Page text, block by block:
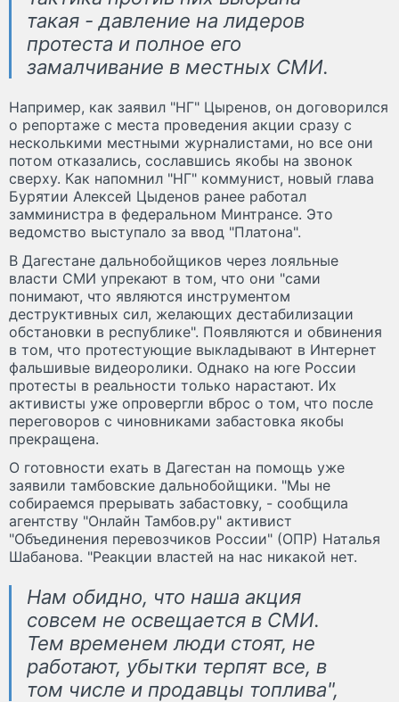
такая - давление на лидеров
протеста и полное его
замалчивание в местных СМИ.
Например, как заявил "НГ" Цыренов, он договорился
о репортаже с места проведения акции сразу с
несколькими местными журналистами, но все они
потом отказались, сославшись якобы на звонок
сверху. Как напомнил "НГ" коммунист, новый глава
Бурятии Алексей Цыденов ранее работал
замминистра в федеральном Минтрансе. Это
ведомство выступало за ввод "Платона".
В Дагестане дальнобойщиков через лояльные
власти СМИ упрекают в том, что они "сами
понимают, что являются инструментом
деструктивных сил, желающих дестабилизации
обстановки в республике". Появляются и обвинения
в том, что протестующие выкладывают в Интернет
фальшивые видеоролики. Однако на юге России
протесты в реальности только нарастают. Их
активисты уже опровергли вброс о том, что после
переговоров с чиновниками забастовка якобы
прекращена.
О готовности ехать в Дагестан на помощь уже
заявили тамбовские дальнобойщики. "Мы не
собираемся прерывать забастовку, - сообщила
агентству "Онлайн Тамбов.ру" активист
"Объединения перевозчиков России" (ОПР) Наталья
Шабанова. "Реакции властей на нас никакой нет.
Нам обидно, что наша акция
совсем не освещается в СМИ.
Тем временем люди стоят, не
работают, убытки терпят все, в
том числе и продавцы топлива",